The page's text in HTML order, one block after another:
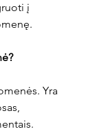
į
Yra